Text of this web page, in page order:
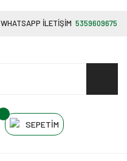
WHATSAPP İLETİŞİM 5359609675
SEPETİM